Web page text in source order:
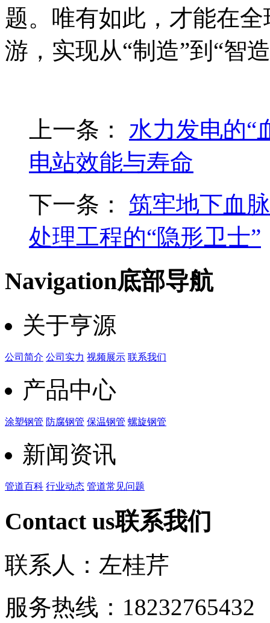
题。唯有如此，才能在
游，实现从“制造”到“智
上一条： 水力发电的“
电站效能与寿命
下一条： 筑牢地下血
处理工程的“隐形卫士”
Navigation底部导航
关于亨源
公司简介 公司实力 视频展示 联系我们
产品中心
涂塑钢管 防腐钢管 保温钢管 螺旋钢管
新闻资讯
管道百科 行业动态 管道常见问题
Contact us联系我们
联系人：左桂芹
服务热线：18232765432